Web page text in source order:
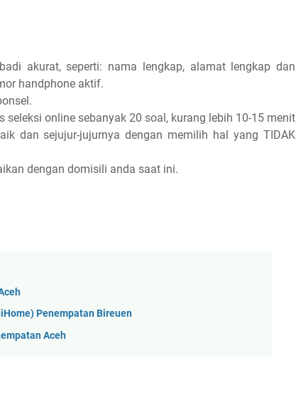
akurat, seperti: nama lengkap, alamat lengkap dan
handphone aktif.
online sebanyak 20 soal, kurang lebih 10-15 menit
dan sejujur-jujurnya dengan memilih hal yang TIDAK
dengan domisili anda saat ini.
Penempatan Bireuen
Aceh